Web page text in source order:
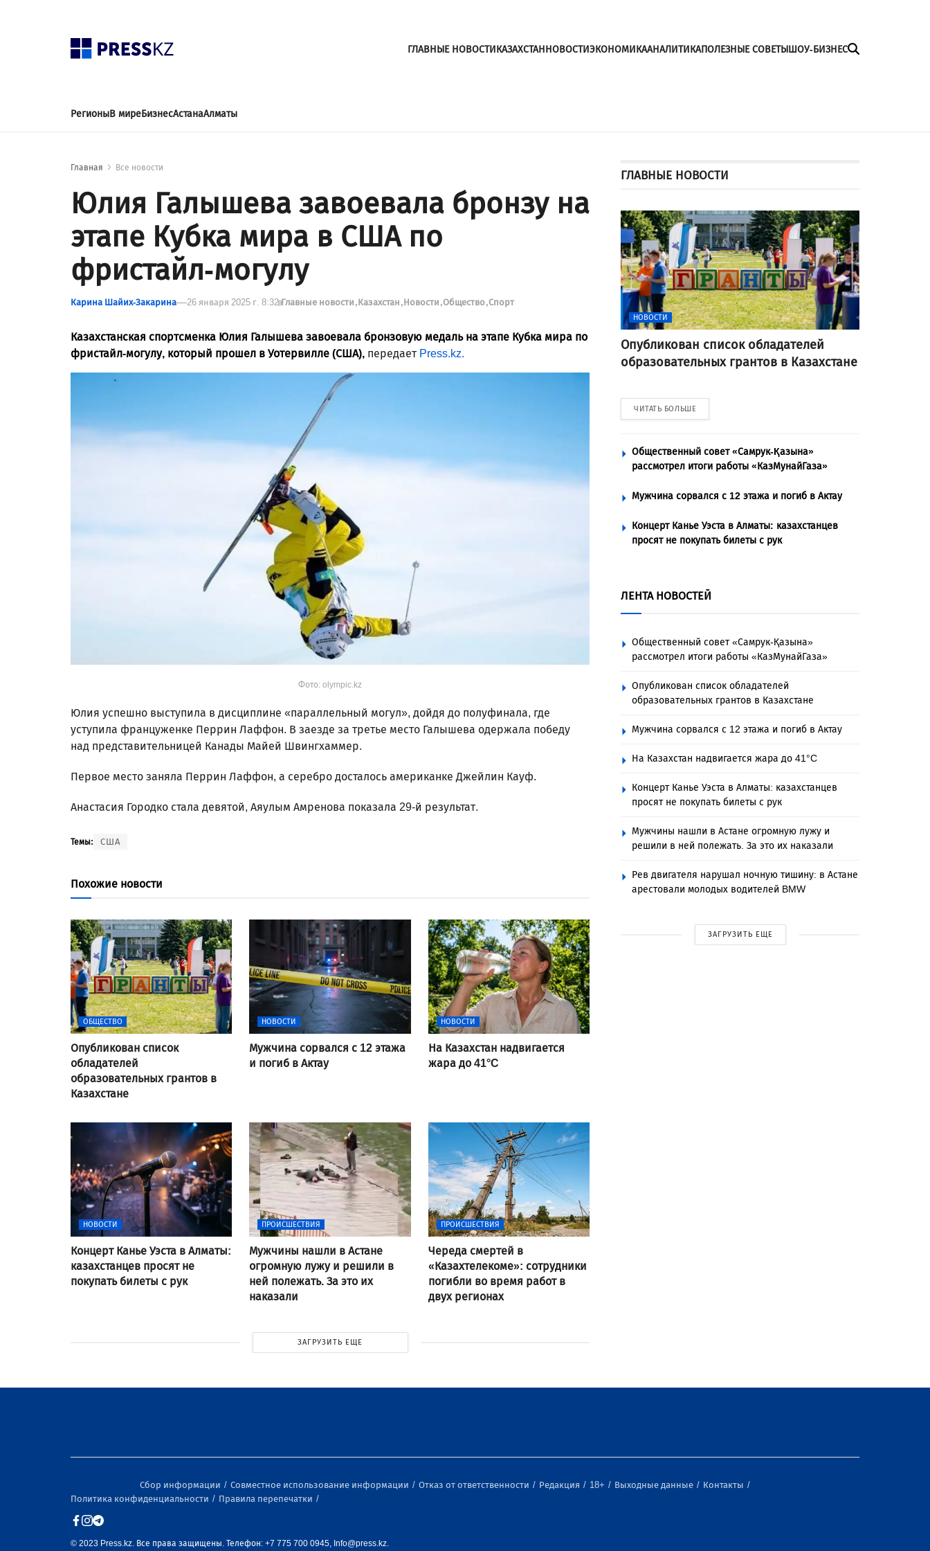
ГЛАВНЫЕ НОВОСТИКАЗАХСТАННОВОСТИЭКОНОМИКААНАЛИТИКАПОЛЕЗНЫЕ СОВЕТЫШОУ-БИЗНЕС
РегионыВ миреБизнесАстанаАлматы
Главная Все новости
Юлия Галышева завоевала бронзу на
этапе Кубка мира в США по
фристайл-могулу
Карина Шайих-Закарина 26 января 2025 г. 8:32вГлавные новости Казахстан НовостиОбществоСпорт
Казахстанская спортсменка Юлия Галышева завоевала бронзовую медаль на этапе Кубка мира по
фристайл-могулу, который прошел в Уотервилле (США), передает Press.kz.
Фото: olympic.kz
Юлия успешно выступила в дисциплине «параллельный могул», дойдя до полуфинала, где
уступила француженке Перрин Лаффон. В заезде за третье место Галышева одержала победу
над представительницей Канады Майей Швингхаммер.
Первое место заняла Перрин Лаффон, а серебро досталось американке Джейлин Кауф.
Анастасия Городко стала девятой, Аяулым Амренова показала 29-й результат.
Темы: США
Похожие новости
ОБЩЕСТВО
Опубликован список
обладателей
образовательных грантов в
Казахстане
НОВОСТИ
Мужчина сорвался с 12 этажа
и погиб в Актау
НОВОСТИ
На Казахстан надвигается
жара до 41°C
НОВОСТИ
Концерт Канье Уэста в Алматы:
казахстанцев просят не
покупать билеты с рук
ПРОИСШЕСТВИЯ
Мужчины нашли в Астане
огромную лужу и решили в
ней полежать. За это их
наказали
ПРОИСШЕСТВИЯ
Череда смертей в
«Казахтелекоме»: сотрудники
погибли во время работ в
двух регионах
ЗАГРУЗИТЬ ЕЩЕ
ГЛАВНЫЕ НОВОСТИ
НОВОСТИ
Опубликован список обладателей
образовательных грантов в Казахстане
ЧИТАТЬ БОЛЬШЕ
Общественный совет «Самрук-Қазына»
рассмотрел итоги работы «КазМунайГаза»
Мужчина сорвался с 12 этажа и погиб в Актау
Концерт Канье Уэста в Алматы: казахстанцев
просят не покупать билеты с рук
ЛЕНТА НОВОСТЕЙ
Общественный совет «Самрук-Қазына»
рассмотрел итоги работы «КазМунайГаза»
Опубликован список обладателей
образовательных грантов в Казахстане
Мужчина сорвался с 12 этажа и погиб в Актау
На Казахстан надвигается жара до 41°C
Концерт Канье Уэста в Алматы: казахстанцев
просят не покупать билеты с рук
Мужчины нашли в Астане огромную лужу и
решили в ней полежать. За это их наказали
Рев двигателя нарушал ночную тишину: в Астане
арестовали молодых водителей BMW
ЗАГРУЗИТЬ ЕЩЕ
Сбор информации Совместное использование информации Отказ от ответственности Редакция 18+ Выходные данные
Контакты
Политика конфиденциальности
Правила перепечатки
© 2023 Press.kz. Все права защищены. Телефон: +7 775 700 0945, Info@press.kz.